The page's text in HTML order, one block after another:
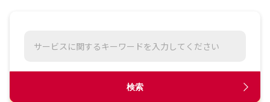
お知らせ サポートサイトの使い方
工事・故障情報通知サー
検索